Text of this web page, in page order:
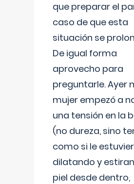
que preparar el
caso de que esta
situación se
De igual forma
aprovecho para
preguntarle. Ayer
mujer empezó a
una tensión en la
(no dureza, sino
como si le
dilatando y
piel desde dentro,